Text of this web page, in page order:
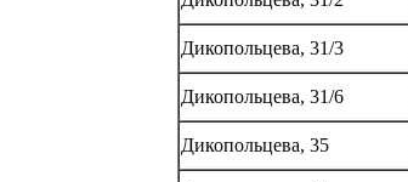
Дикопольцева, 31/3
Дикопольцева, 31/6
Дикопольцева, 35